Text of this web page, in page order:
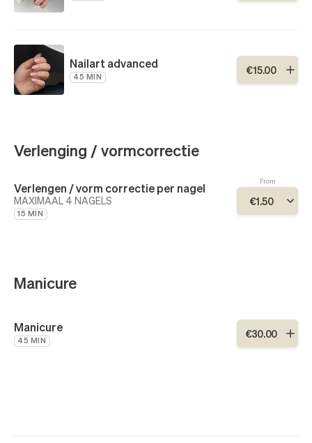
Nailart advanced
45 MIN
€15.00
Verlenging / vormcorrectie
Verlengen / vorm correctie per nagel
MAXIMAAL 4 NAGELS
15 MIN
From
€1.50
Manicure
Manicure
45 MIN
€30.00